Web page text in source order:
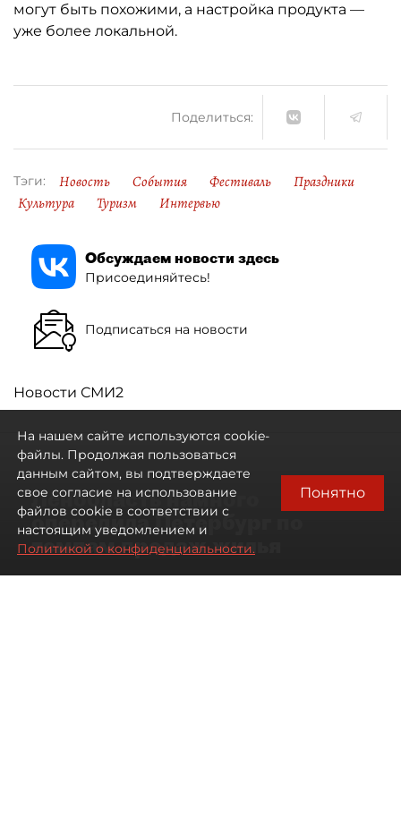
могут быть похожими, а настройка продукта —
уже более локальной.
Поделиться:
Тэги: Новость События Фестиваль
Праздники
Культура
Туризм Интервью
Обсуждаем новости здесь
Присоединяйтесь!
Подписаться на новости
Новости СМИ2
Ленобласть намного
опередила Петербург по
темпам продаж жилья
На нашем сайте используются cookie-
файлы. Продолжая пользоваться
данным сайтом, вы подтверждаете
свое согласие на использование
файлов cookie в соответствии с
настоящим уведомлением и
Политикой о конфиденциальности.
Понятно